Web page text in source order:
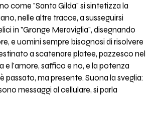
come "Santa Gilda" si sintetizza la
nelle altre tracce, a susseguirsi
in "Gronge Meraviglia", disegnando
e uomini sempre bisognosi di risolvere
a scatenare platee, pazzesco nel
l'amore, saffico e no, e la potenza
ma presente. Suona la sveglia:
messaggi al cellulare, si parla